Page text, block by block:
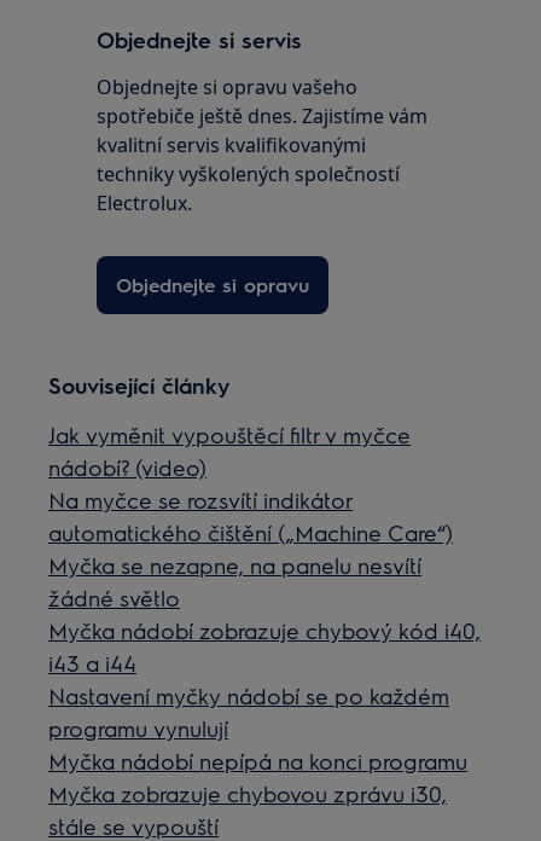
Objednejte si servis
Objednejte si opravu vašeho
spotřebiče ještě dnes. Zajistíme vám
kvalitní servis kvalifikovanými
techniky vyškolených společností
Electrolux.
Objednejte si opravu
Související články
Jak vyměnit vypouštěcí filtr v myčce
nádobí? (video)
Na myčce se rozsvítí indikátor
automatického čištění („Machine Care“)
Myčka se nezapne, na panelu nesvítí
žádné světlo
Myčka nádobí zobrazuje chybový kód i40,
i43 a i44
Nastavení myčky nádobí se po každém
programu vynulují
Myčka nádobí nepípá na konci programu
Myčka zobrazuje chybovou zprávu i30,
stále se vypouští